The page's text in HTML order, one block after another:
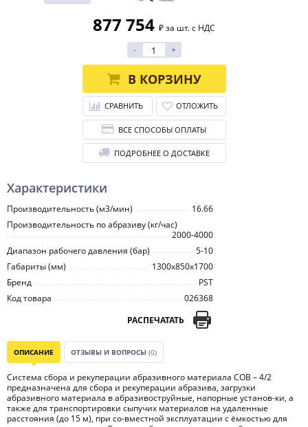
Характеристики
Производительность (м3/мин)
16.66
Производительность по абразиву (кг/час)
2000-4000
Диапазон рабочего давления (бар)
5-10
Габариты (мм)
1300х850х1700
Бренд
PST
Код товара
026368
РАСПЕЧАТАТЬ
877 754 ₽ за шт. с НДС
-
+
В КОРЗИНУ
СРАВНИТЬ ОТЛОЖИТЬ
ВСЕ СПОСОБЫ ОПЛАТЫ
ПОДРОБНЕЕ О ДОСТАВКЕ
ОПИСАНИЕ ОТЗЫВЫ И ВОПРОСЫ (0)
Система сбора и рекуперации абразивного материала СОВ – 4/2
предназначена для сбора и рекуперации абразива, загрузки
абразивного материала в абразивоструйные, напорные установ-ки, а
также для транспортировки сыпучих материалов на удаленные
расстояния (до 15 м), при со-вместной эксплуатации с ёмкостью для